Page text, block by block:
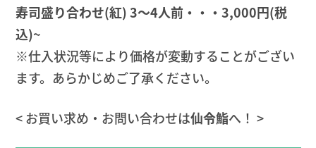
寿司盛り合わせ(紅) 3〜4人前・・・3,000円(税
込)~
※仕入状況等により価格が変動することがござい
ます。あらかじめご了承ください。
< お買い求め・お問い合わせは仙令鮨へ！ >